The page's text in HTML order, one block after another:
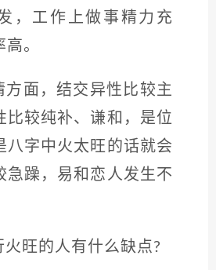
，工作上做事精力充
。
，结交异性比较主
比较纯补、谦和，是位
八字中火太旺的话就会
急躁，易和恋人发生不
的人有什么缺点?